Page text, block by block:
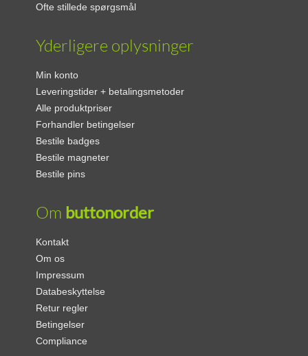
Ofte stillede spørgsmål
Yderligere oplysninger
Min konto
Leveringstider + betalingsmetoder
Alle produktpriser
Forhandler betingelser
Bestile badges
Bestile magneter
Bestile pins
Om buttonorder
Kontakt
Om os
Impressum
Databeskyttelse
Retur regler
Betingelser
Compliance